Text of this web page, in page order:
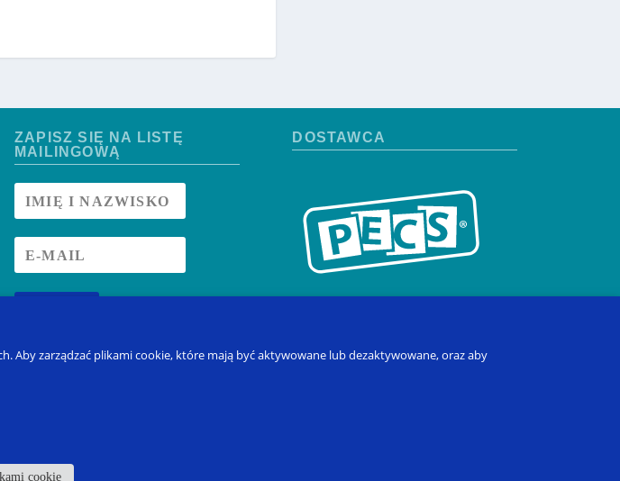
ZAPISZ SIĘ NA LISTĘ
MAILINGOWĄ
DOSTAWCA
Aby zarządzać plikami cookie, które mają być aktywowane lub dezaktywowane, oraz aby
cookie